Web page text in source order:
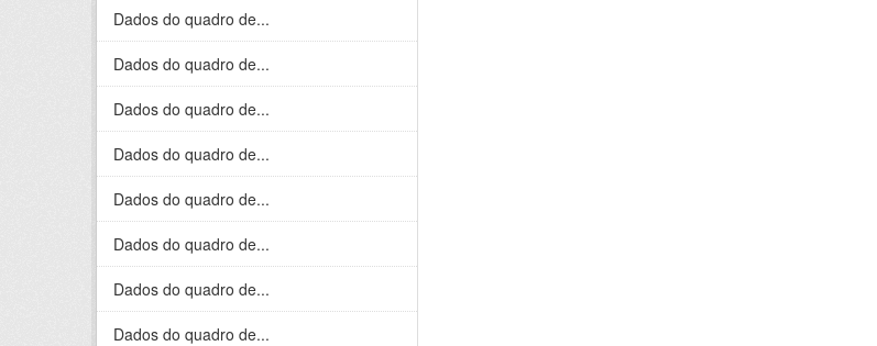
Dados do quadro de...
Dados do quadro de...
Dados do quadro de...
Dados do quadro de...
Dados do quadro de...
Dados do quadro de...
Dados do quadro de...
Dados do quadro de...